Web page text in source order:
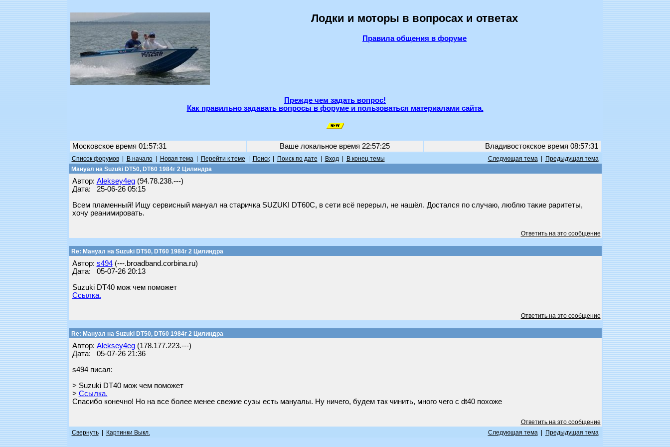
Лодки и моторы в вопросах и ответах
Правила общения в форуме
Прежде чем задать вопрос!
Как правильно задавать вопросы в форуме и пользоваться материалами сайта.
Московское время 01:57:31 Ваше локальное время 22:57:25 Владивостокское время 08:57:31
Список форумов| В начало| Новая тема| Перейти к теме Поиск| Поиск по дате Вход| В конец темы Следующая тема|
Предыдущая тема
Мануал на Suzuki DT50, DT60 1984г 2 Цилиндра
Автор: Aleksey4eg(94.78.238.---)
Дата: 25-06-26 05:15
Всем пламенный! Ищу сервисный мануал на старичка SUZUKI DT60C, в сети всё перерыл, не нашёл. Достался по случаю, люблю такие раритеты,
хочу реанимировать.
Ответить на это сообщение
Re: Мануал на Suzuki DT50, DT60 1984г 2 Цилиндра
Автор: s494(---.broadband.corbina.ru)
Дата: 05-07-26 20:13
Suzuki DT40 мож чем поможет
Ссылка.
Ответить на это сообщение
Re: Мануал на Suzuki DT50, DT60 1984г 2 Цилиндра
Автор: Aleksey4eg(178.177.223.---)
Дата: 05-07-26 21:36
s494 писал:
> Suzuki DT40 мож чем поможет
> Ссылка.
Спасибо конечно! Но на все более менее свежие сузы есть мануалы. Ну ничего, будем так чинить, много чего с dt40 похоже
Ответить на это сообщение
Свернуть| Картинки Выкл. Следующая тема| Предыдущая тема